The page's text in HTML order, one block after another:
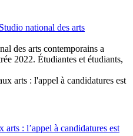
national des arts
des arts contemporains a
2022. Étudiantes et étudiants,
: l’appel à candidatures est